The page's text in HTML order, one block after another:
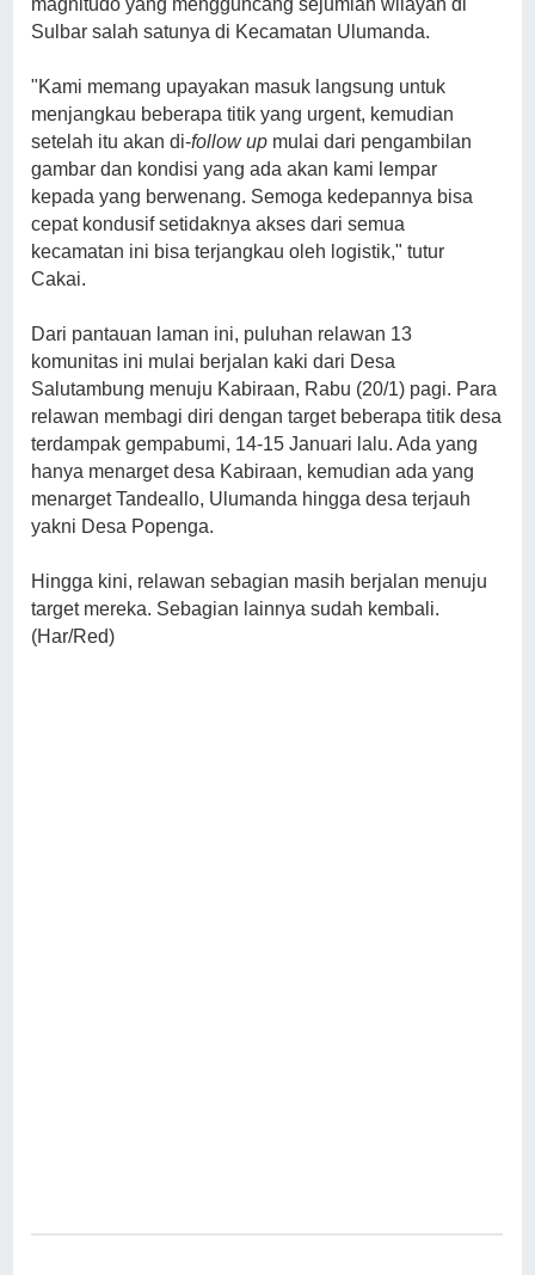
magnitudo yang mengguncang sejumlah wilayah di
Sulbar salah satunya di Kecamatan Ulumanda.
"Kami memang upayakan masuk langsung untuk
menjangkau beberapa titik yang urgent, kemudian
setelah itu akan di-follow up mulai dari pengambilan
gambar dan kondisi yang ada akan kami lempar
kepada yang berwenang. Semoga kedepannya bisa
cepat kondusif setidaknya akses dari semua
kecamatan ini bisa terjangkau oleh logistik," tutur
Cakai.
Dari pantauan laman ini, puluhan relawan 13
komunitas ini mulai berjalan kaki dari Desa
Salutambung menuju Kabiraan, Rabu (20/1) pagi. Para
relawan membagi diri dengan target beberapa titik desa
terdampak gempabumi, 14-15 Januari lalu. Ada yang
hanya menarget desa Kabiraan, kemudian ada yang
menarget Tandeallo, Ulumanda hingga desa terjauh
yakni Desa Popenga.
Hingga kini, relawan sebagian masih berjalan menuju
target mereka. Sebagian lainnya sudah kembali.
(Har/Red)